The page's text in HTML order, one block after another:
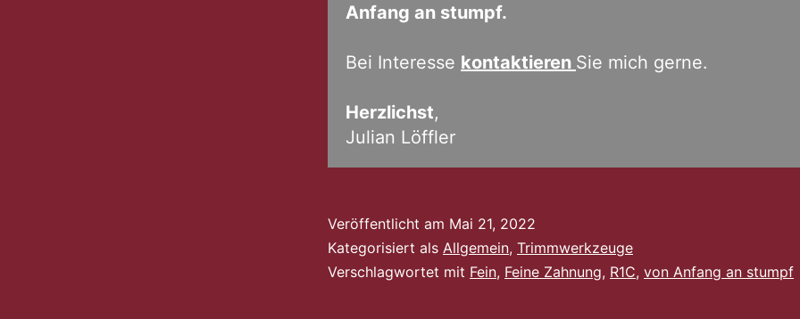
Anfang an stumpf.
Bei Interesse kontaktieren Sie mich gerne.
Herzlichst,
Julian Löffler
Veröffentlicht am Mai 21, 2022
Kategorisiert als Allgemein, Trimmwerkzeuge
Verschlagwortet mit Fein, Feine Zahnung, R1C, von Anfang an stumpf